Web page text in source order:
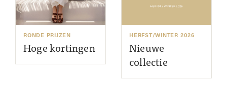
RONDE PRIJZEN
Hoge kortingen
HERFST/WINTER 2026
Nieuwe
collectie